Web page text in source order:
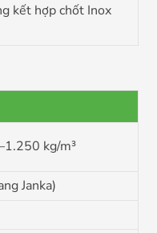
kết hợp chốt Inox
kg/m³
Janka)